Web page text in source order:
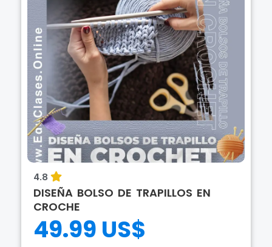
4.8
DISEÑA BOLSO DE TRAPILLOS EN
CROCHE
49.99 US$